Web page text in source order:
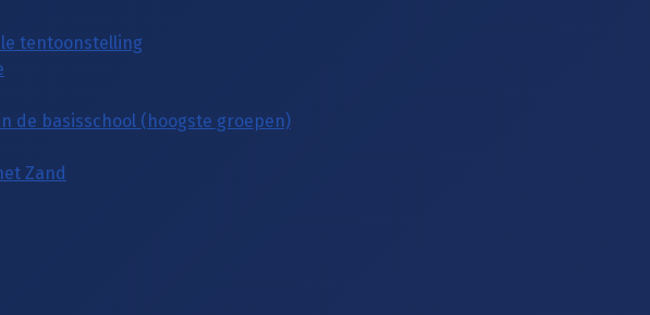
tentoonstelling
de basisschool (hoogste groepen)
Zand